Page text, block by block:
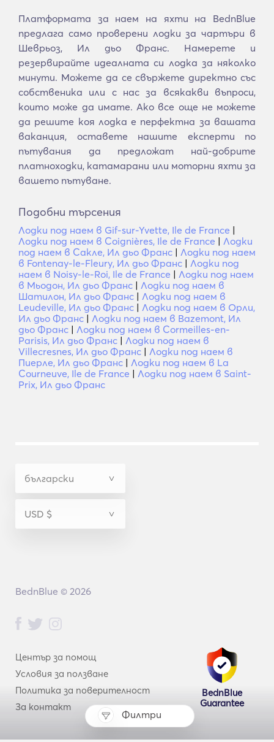
Филтри
Платформата за наем на яхти на BednBlue
предлага само проверени лодки за чартъри в
Шеврьоз, Ил дьо Франс. Намерете и
резервирайте идеалната си лодка за няколко
минути. Можете да се свържете директно със
собственика или с нас за всякакви въпроси,
които може да имате. Ако все още не можете
да решите коя лодка е перфектна за вашата
ваканция, оставете нашите експерти по
пътувания да предложат най-добрите
платноходки, катамарани или моторни яхти за
вашето пътуване.
Подобни търсения
Лодки под наем в Gif-sur-Yvette, Ile de France |
Лодки под наем в Coignières, Ile de France | Лодки
под наем в Сакле, Ил дьо Франс | Лодки под наем
в Fontenay-le-Fleury, Ил дьо Франс | Лодки под
наем в Noisy-le-Roi, Ile de France | Лодки под наем
в Мьодон, Ил дьо Франс | Лодки под наем в
Шатилон, Ил дьо Франс | Лодки под наем в
Leudeville, Ил дьо Франс | Лодки под наем в Орли,
Ил дьо Франс | Лодки под наем в Bazemont, Ил
дьо Франс | Лодки под наем в Cormeilles-en-
Parisis, Ил дьо Франс | Лодки под наем в
Villecresnes, Ил дьо Франс | Лодки под наем в
Пиерле, Ил дьо Франс | Лодки под наем в La
Courneuve, Ile de France | Лодки под наем в Saint-
Prix, Ил дьо Франс
Център за помощ
Условия за ползване
Политика за поверителност
За контакт
BednBlue
Guarantee
BednBlue © 2026